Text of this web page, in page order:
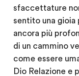
sfaccettature
sentito una gioia
ancora più
di un cammino
come essere
Dio Relazione e